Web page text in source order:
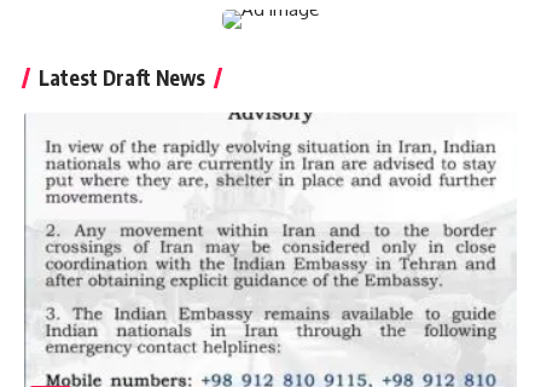
Latest Draft News